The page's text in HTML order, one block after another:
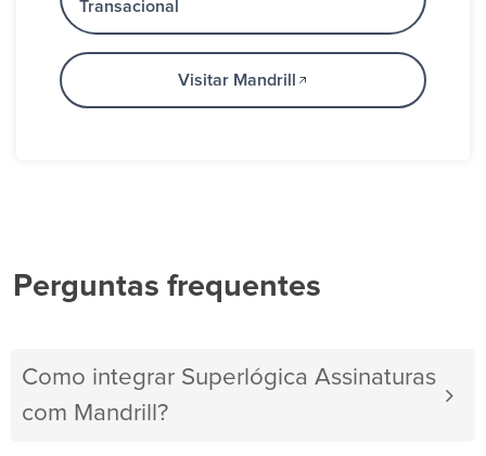
Transacional
Visitar Mandrill
Perguntas frequentes
Como integrar Superlógica Assinaturas
com Mandrill?